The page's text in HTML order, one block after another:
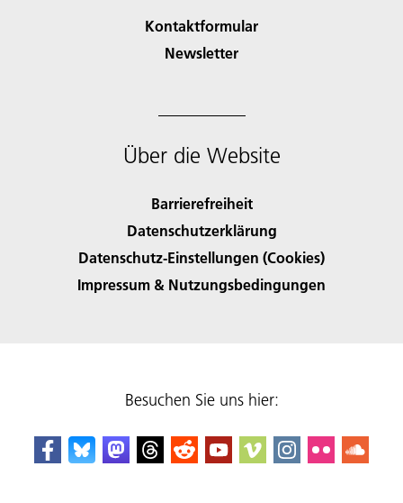
Kontaktformular
Newsletter
Über die Website
Barrierefreiheit
Datenschutzerklärung
Datenschutz-Einstellungen (Cookies)
Impressum & Nutzungsbedingungen
Besuchen Sie uns hier: